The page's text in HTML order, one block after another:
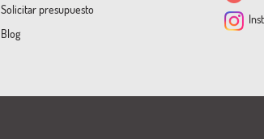
Solicitar presupuesto
Blog